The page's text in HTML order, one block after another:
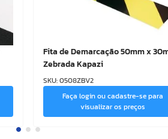
Fita de Demarcação 50mm x
Zebrada Kapazi
SKU:0508ZBV2
Faça login ou cadastre-se para
visualizar os preços